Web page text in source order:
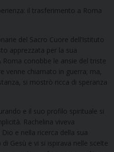
il trasferimento a Roma
del Sacro Cuore dell’Istituto
apprezzata per la sua
conobbe le ansie del triste
venne chiamato in guerra; ma,
si mostrò ricca di speranza
e il suo profilo spirituale si
Rachelina viveva
e nella ricerca della sua
Gesù e vi si ispirava nelle scelte